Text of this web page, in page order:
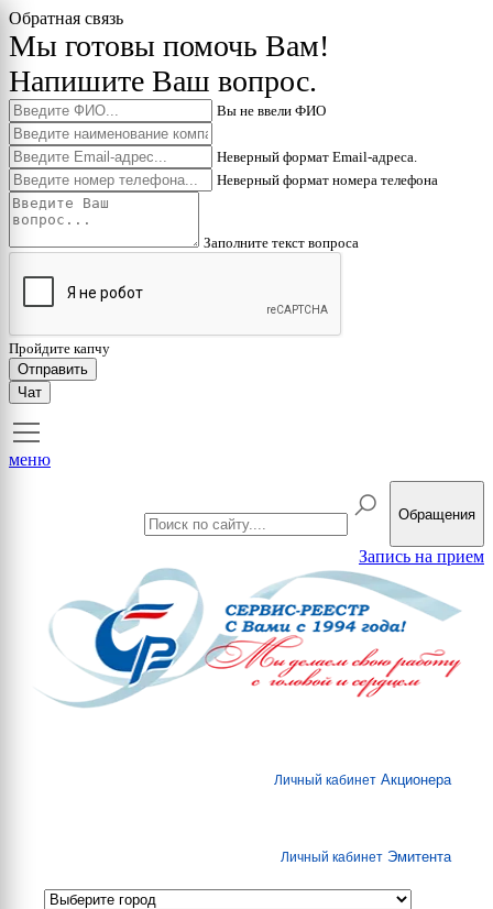
Обратная связь
Мы готовы помочь Вам!
Напишите Ваш вопрос.
Вы не ввели ФИО
Неверный формат Email-адреса.
Неверный формат номера телефона
Заполните текст вопроса
Пройдите капчу
Отправить
Чат
меню
Обращения
Запись на прием
Личный кабинет Акционера
Личный кабинет Эмитента